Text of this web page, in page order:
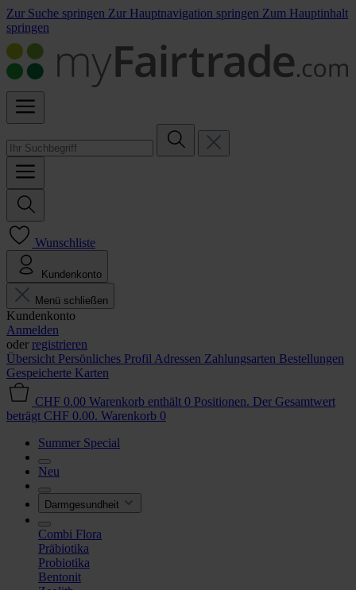
Zur Suche springen Zur Hauptnavigation springen Zum Hauptinhalt
springen
Wunschliste
Kundenkonto
Menü schließen
Kundenkonto
Anmelden
oder registrieren
Übersicht Persönliches Profil Adressen Zahlungsarten Bestellungen
Gespeicherte Karten
CHF 0.00 Warenkorb enthält 0 Positionen. Der Gesamtwert
beträgt CHF 0.00. Warenkorb 0
Summer Special
Neu
Darmgesundheit
Combi Flora
Präbiotika
Probiotika
Bentonit